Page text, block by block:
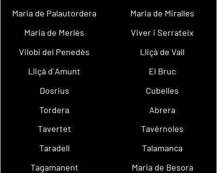
Maria de Palautordera
Maria de Miralles
Maria de Merlès
Viver i Serrateix
Vilobí del Penedès
Lliçà de Vall
Lliçà d´Amunt
El Bruc
Dosrius
Cubelles
Tordera
Abrera
Tavertet
Tavèrnoles
Taradell
Talamanca
Tagamanent
Maria de Besora